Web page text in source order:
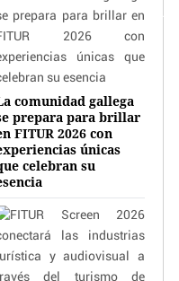
comunidad gallega
prepara para brillar
FITUR 2026 con
únicas
celebran su